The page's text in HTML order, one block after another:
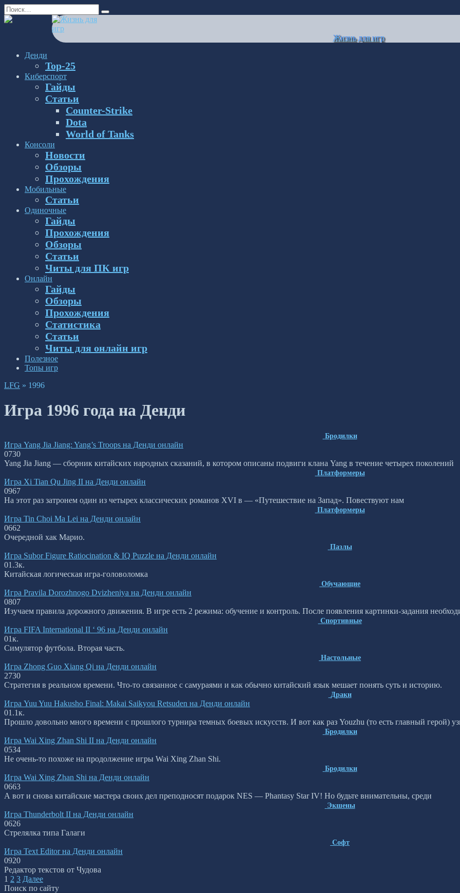
Перейти
к
Search
for:
Жизнь для игр
Денди
Top-25
Киберспорт
Гайды
Статьи
Counter-Strike
Dota
World of Tanks
Консоли
Новости
Обзоры
Прохождения
Мобильные
Статьи
Одиночные
Гайды
Прохождения
Обзоры
Статьи
Читы для ПК игр
Онлайн
Гайды
Обзоры
Прохождения
Статистика
Статьи
Читы для онлайн игр
Полезное
Топы игр
LFG » 1996
Игра 1996 года на Денди
Бродилки
Игра Yang Jia Jiang: Yang’s Troops на Денди онлайн
0730
Yang Jia Jiang — сборник китайских народных сказаний, в котором описаны подвиги клана Yang в течение четырех поколений
Платформеры
Игра Xi Tian Qu Jing II на Денди онлайн
0967
На этот раз затронем один из четырех классических романов XVI в — «Путешествие на Запад». Повествуют нам
Платформеры
Игра Tin Choi Ma Lei на Денди онлайн
0662
Очередной хак Марио.
Пазлы
Игра Subor Figure Ratiocination & IQ Puzzle на Денди онлайн
01.3к.
Китайская логическая игра-головоломка
Обучающие
Игра Pravila Dorozhnogo Dvizheniya на Денди онлайн
0807
Изучаем правила дорожного движения. В игре есть 2 режима: обучение и контроль. После появления картинки-задания
Спортивные
Игра FIFA International II ‘ 96 на Денди онлайн
01к.
Симулятор футбола. Вторая часть.
Настольные
Игра Zhong Guo Xiang Qi на Денди онлайн
2730
Стратегия в реальном времени. Что-то связанное с самураями и как обычно китайский язык мешает понять суть и историю.
Драки
Игра Yuu Yuu Hakusho Final: Makai Saikyou Retsuden на Денди онлайн
01.1к.
Прошло довольно много времени с прошлого турнира темных боевых искусств. И вот как раз Youzhu (то есть главный герой)
Бродилки
Игра Wai Xing Zhan Shi II на Денди онлайн
0534
Не очень-то похоже на продолжение игры Wai Xing Zhan Shi.
Бродилки
Игра Wai Xing Zhan Shi на Денди онлайн
0663
А вот и снова китайские мастера своих дел преподносят подарок NES — Phantasy Star IV! Но будьте внимательны, среди
Экшены
Игра Thunderbolt II на Денди онлайн
0626
Стрелялка типа Галаги
Софт
Игра Text Editor на Денди онлайн
0920
Редактор текстов от Чудова
Пагинация
записей
1 2 3 Далее
Поиск по сайту